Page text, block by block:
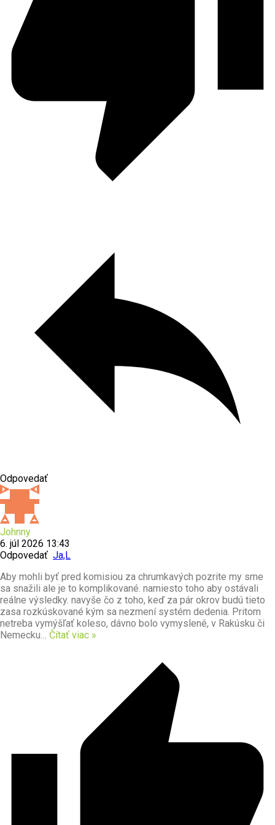
Odpovedať
Johnny
6. júl 2026 13:43
Odpovedať Ja,L
Aby mohli byť pred komisiou za chrumkavých pozrite my sme
sa snažili ale je to komplikované. namiesto toho aby ostávali
reálne výsledky. navyše čo z toho, keď za pár okrov budú tieto
zasa rozkúskované kým sa nezmení systém dedenia. Pritom
netreba vymýšľať koleso, dávno bolo vymyslené, v Rakúsku či
Nemecku
Čítať viac »